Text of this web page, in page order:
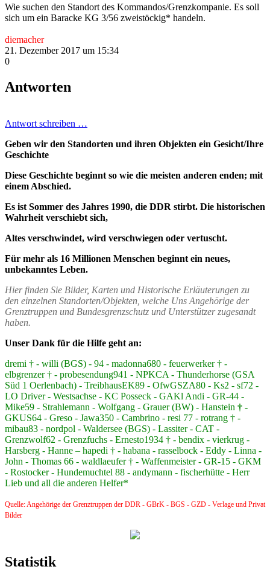
Wie suchen den Standort des Kommandos/Grenzkompanie. Es soll
sich um ein Baracke KG 3/56 zweistöckig* handeln.
diemacher
21. Dezember 2017 um 15:34
0
Antworten
Antwort schreiben …
Geben wir den Standorten und ihren Objekten ein Gesicht/Ihre
Geschichte
Diese Geschichte beginnt so wie die meisten anderen enden; mit
einem Abschied.
Es ist Sommer des Jahres 1990, die DDR stirbt. Die historischen
Wahrheit verschiebt sich,
Altes verschwindet, wird verschwiegen oder vertuscht.
Für mehr als 16 Millionen Menschen beginnt ein neues,
unbekanntes Leben.
Hier finden Sie Bilder, Karten und Historische Erläuterungen zu
den einzelnen Standorten/Objekten, welche Uns Angehörige der
Grenztruppen und Bundesgrenzschutz und Unterstützer zugesandt
haben.
Unser Dank für die Hilfe geht an:
dremi † - willi (BGS) - 94 - madonna680 - feuerwerker † -
elbgrenzer † - probesendung941 - NPKCA - Thunderhorse (GSA
Süd 1 Oerlenbach) - TreibhausEK89 - OfwGSZA80 - Ks2 - sf72 -
LO Driver - Westsachse - KC Posseck - GAKl Andi - GR-44 -
Mike59 - Strahlemann - Wolfgang - Grauer (BW) - Hanstein † -
GKUS64 - Greso - Jawa350 - Cambrino - resi 77 - rotrang † -
mibau83 - nordpol - Waldersee (BGS) - Lassiter - CAT -
Grenzwolf62 - Grenzfuchs - Ernesto1934 † - bendix - vierkrug -
Harsberg - Hanne – hapedi † - habana - rasselbock - Eddy - Linna -
John - Thomas 66 - waldlaeufer † - Waffenmeister - GR-15 - GKM
- Rostocker - Hundemuchtel 88 - andymann - fischerhütte - Herr
Lieb und all die anderen Helfer*
Quelle: Angehörige der Grenztruppen der DDR - GBrK - BGS - GZD - Verlage und Privat
Bilder
Statistik